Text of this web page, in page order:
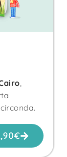
,
€